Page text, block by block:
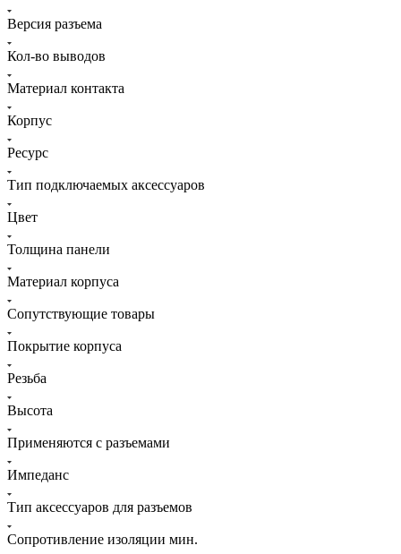
Версия разъема
Кол-во выводов
Материал контакта
Корпус
Ресурс
Тип подключаемых аксессуаров
Цвет
Толщина панели
Материал корпуса
Сопутствующие товары
Покрытие корпуса
Резьба
Высота
Применяются с разъемами
Импеданс
Тип аксессуаров для разъемов
Сопротивление изоляции мин.